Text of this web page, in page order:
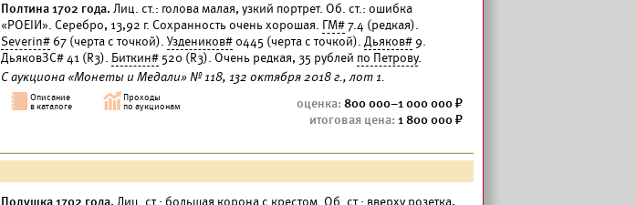
Полтина 1702 года. Лиц. ст.: голова малая, узкий портрет. Об. ст.: ошибка
«РОЕIИ». Серебро, 13,92 г. Сохранность очень хорошая. ГМ#7.4 (редкая).
Severin# 67 (черта с точкой). Уздеников# 0445 (черта с точкой). Дьяков# 9.
ДьяковЗС# 41 (R3). Биткин# 520 (R3). Очень редкая, 35 рублей по Петрову.
С аукциона «Монеты и Медали» № 118, 132 октября 2018 г., лот 1.
800 000–1 000 000
1 800 000
Полушка 1702 года. Лиц. ст.: большая корона с крестом. Об. ст.: вверху розетка,